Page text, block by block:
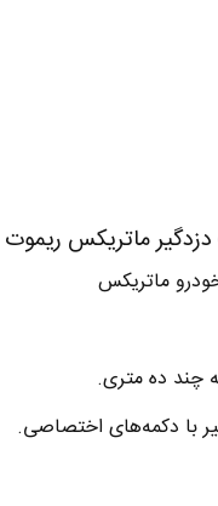
ماتریکس ریموت
ماتریکس
چند ده متری.
با دکمه‌های اختصاصی.